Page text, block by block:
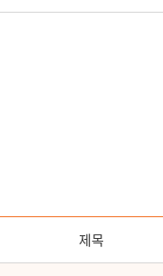
제목